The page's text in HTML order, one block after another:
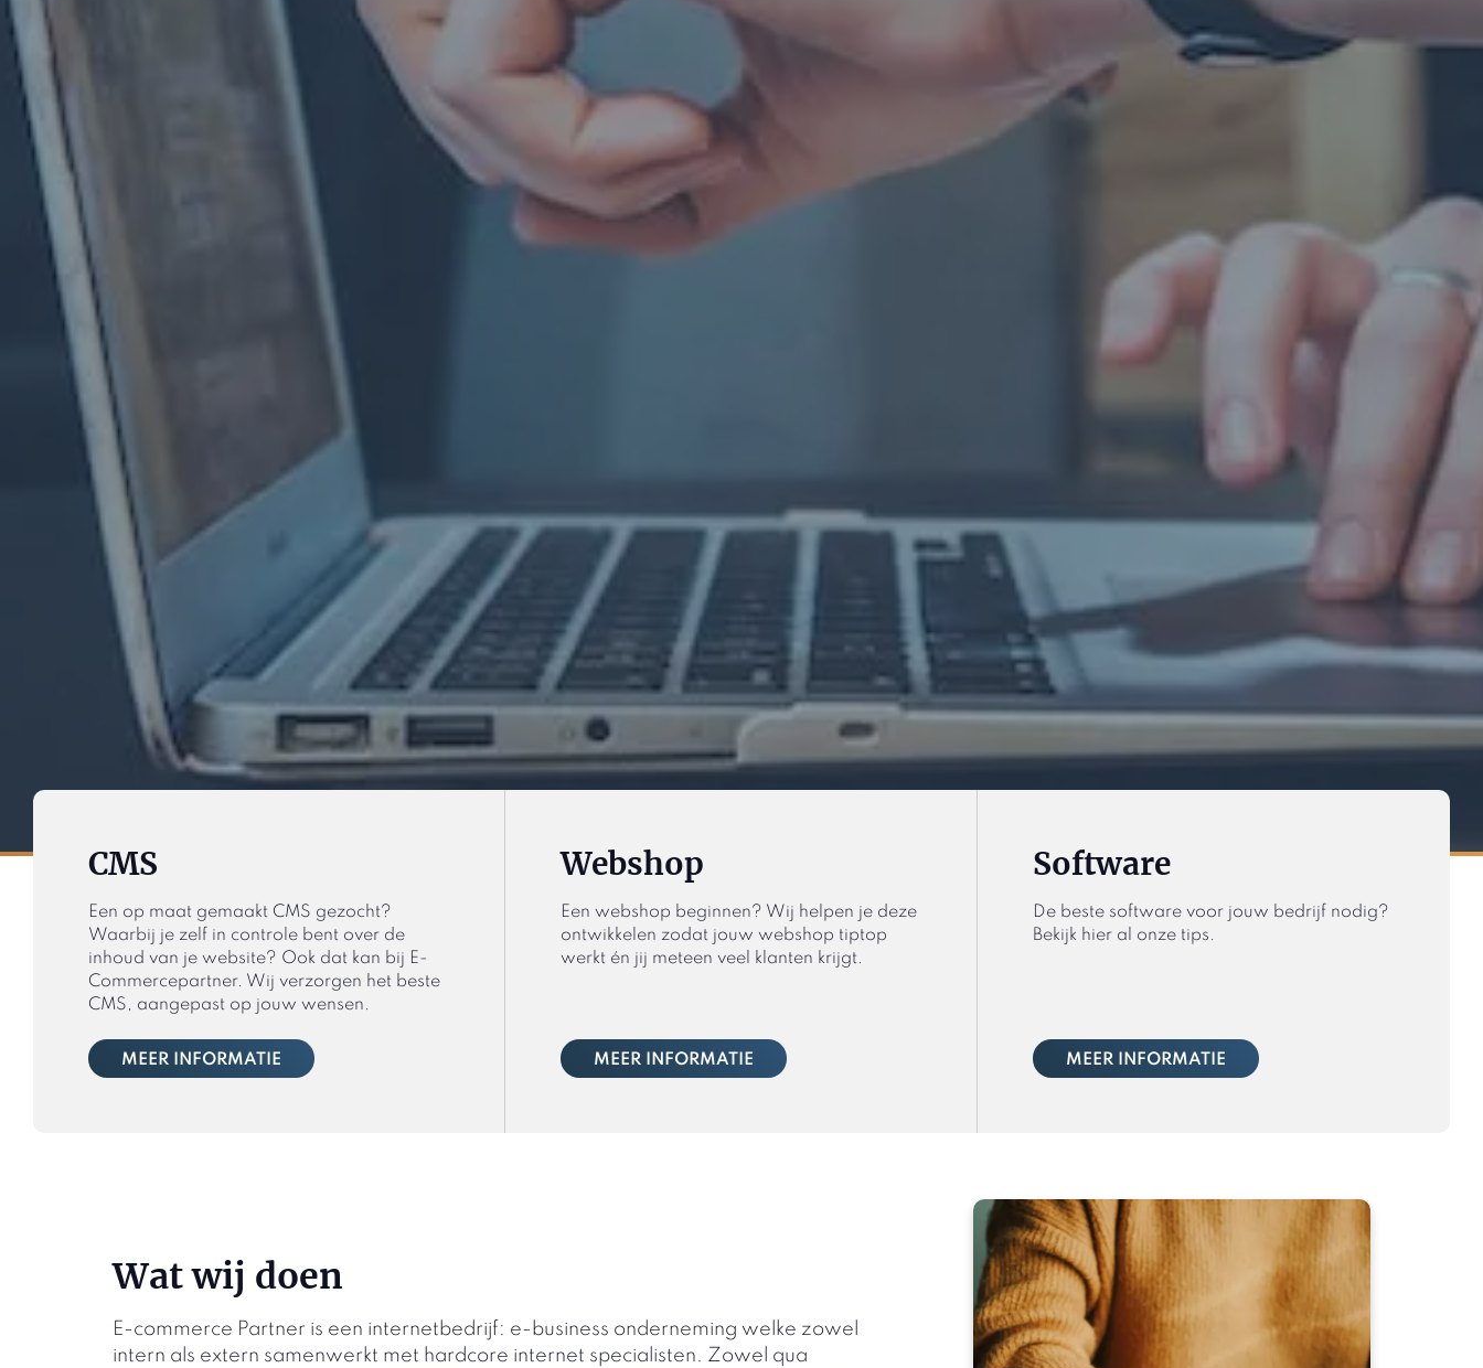
CMS
Een op maat gemaakt CMS gezocht?
Waarbij je zelf in controle bent over de
inhoud van je website? Ook dat kan bij E-
Commercepartner. Wij verzorgen het beste
CMS, aangepast op jouw wensen.
MEER INFORMATIE
Webshop
Een webshop beginnen? Wij helpen je deze
ontwikkelen zodat jouw webshop tiptop
werkt én jij meteen veel klanten krijgt.
MEER INFORMATIE
Software
De beste software voor jouw bedrijf nodig?
Bekijk hier al onze tips.
MEER INFORMATIE
Wat wij doen
E-commerce Partner is een internetbedrijf: e-business onderneming welke zowel
intern als extern samenwerkt met hardcore internet specialisten. Zowel qua